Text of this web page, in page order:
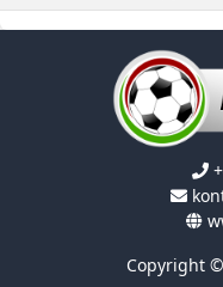
Copyright